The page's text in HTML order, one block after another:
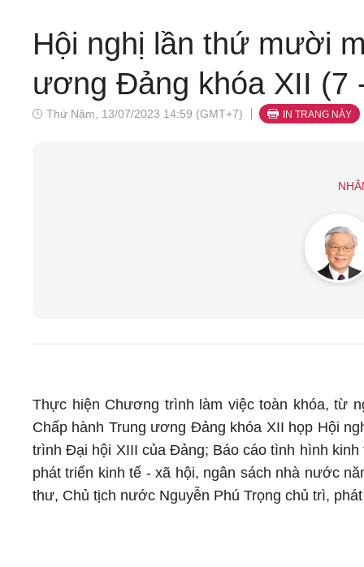
Hội nghị lần thứ mười
ương Đảng khóa XII (7
Thứ Năm, 13/07/2023 14:59 (GMT+7) IN TRANG NÀY
Thực hiện Chương trình làm việc toàn khóa, từ
Chấp hành Trung ương Đảng khóa XII họp Hội
trình Đại hội XIII của Đảng; Báo cáo tình hình
phát triển kinh tế - xã hội, ngân sách nhà nước
thư, Chủ tịch nước Nguyễn Phú Trọng chủ trì,